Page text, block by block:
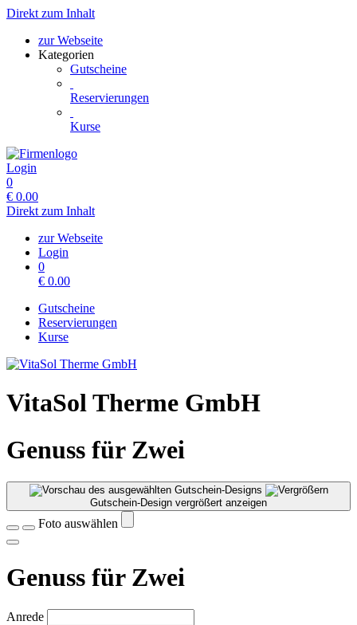
Direkt zum Inhalt
zur Webseite
Kategorien
Gutscheine
Reservierungen
Kurse
Login
0
€ 0.00
Direkt zum Inhalt
zur Webseite
Login
0
€ 0.00
Gutscheine
Reservierungen
Kurse
VitaSol Therme GmbH
Genuss für Zwei
Gutschein-Design vergrößert anzeigen
Foto auswählen
Genuss für Zwei
Anrede